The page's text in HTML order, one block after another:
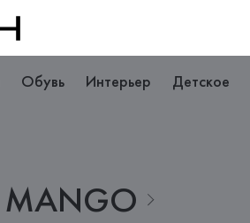
Обувь Интерьер Детское
MANGO